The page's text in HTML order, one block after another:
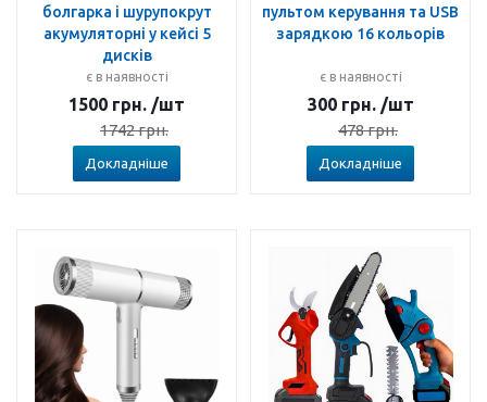
болгарка і шурупокрут
акумуляторні у кейсі 5
дисків
є в наявності
1500 грн. /шт
1742грн.
Докладніше
пультом керування та USB
зарядкою 16 кольорів
є в наявності
300 грн. /шт
478грн.
Докладніше